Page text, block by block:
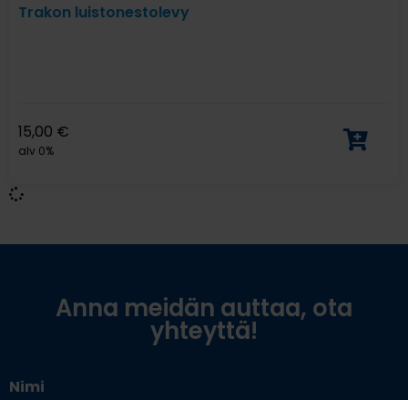
Trakon luistonestolevy
15,00 €
alv 0%
Anna meidän auttaa, ota
yhteyttä!
Nimi